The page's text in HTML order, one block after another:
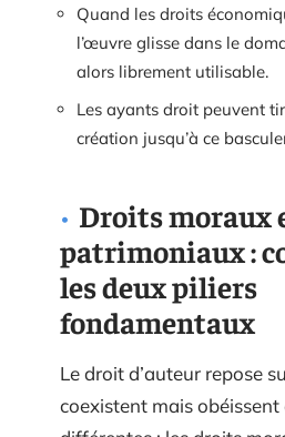
Quand les droits
l’œuvre glisse dans le
alors librement utilisable.
Les ayants droit peuvent
création jusqu’à ce
Droits moraux
patrimoniaux :
les deux piliers
fondamentaux
Le droit d’auteur repose
coexistent mais obéissent